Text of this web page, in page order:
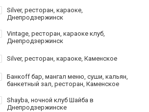
Silver, ресторан, караоке,
Днепродзержинск
Vintage, ресторан, караоке клуб,
Днепродзержинск
Silver, ресторан, караоке, Каменское
Банкoff бар, мангал меню, суши, кальян,
банкетный зал, ресторан, Каменское
Shayba, ночной клуб Шайба в
Днепродзержинске